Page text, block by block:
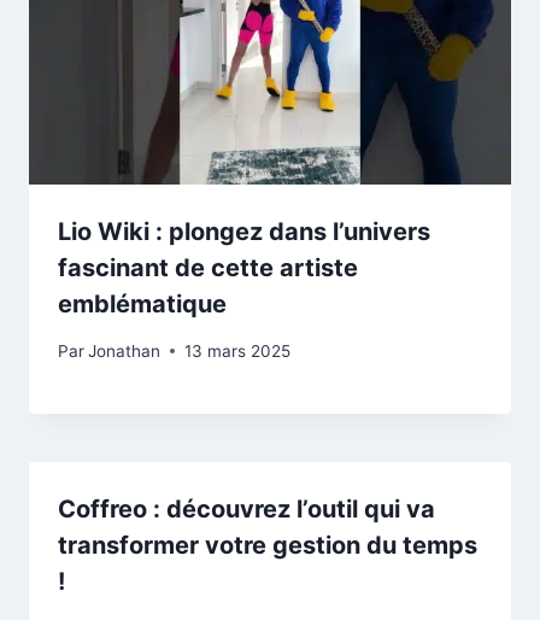
Lio Wiki : plongez dans l’univers
fascinant de cette artiste
emblématique
ParJonathan 13 mars 2025
Coffreo : découvrez l’outil qui va
transformer votre gestion du temps
!